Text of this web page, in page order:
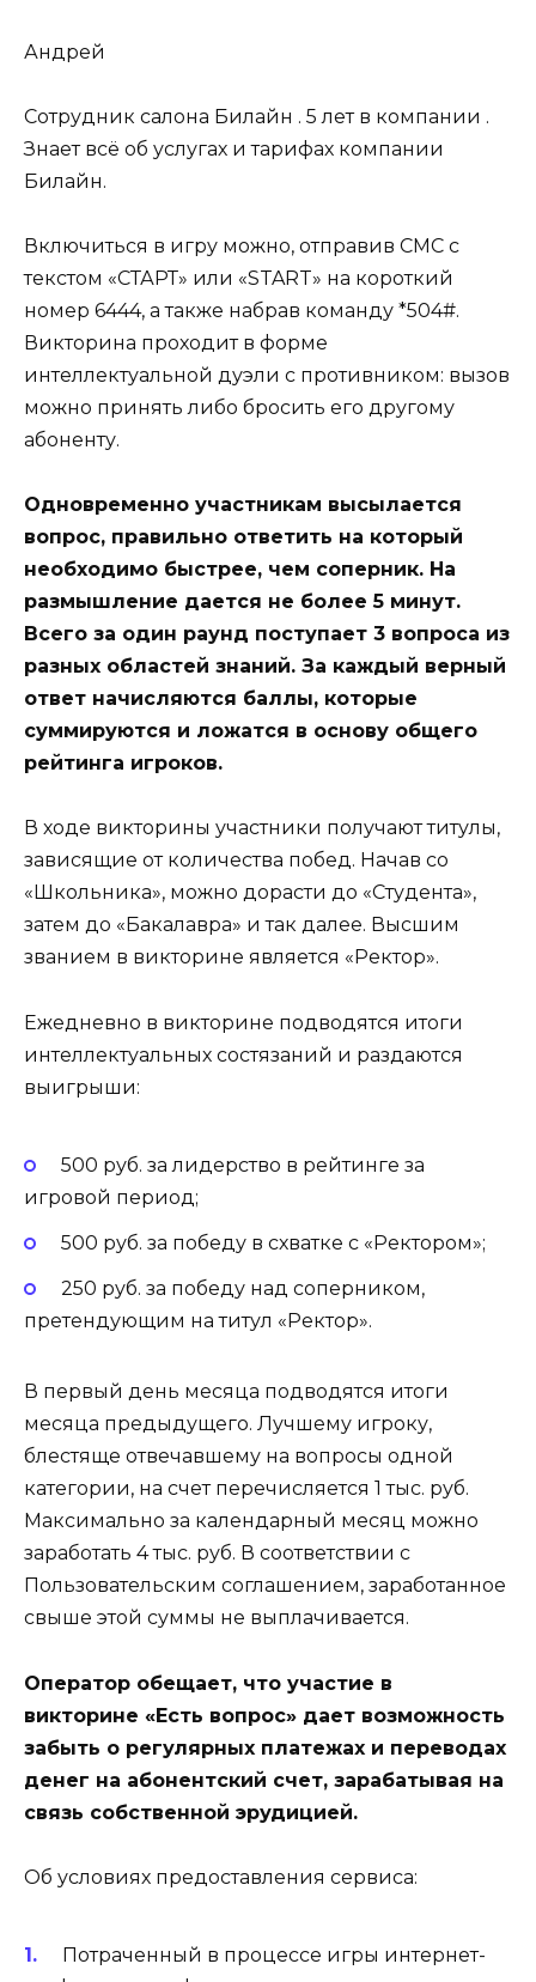
Андрей
Сотрудник салона Билайн . 5 лет в компании .
Знает всё об услугах и тарифах компании
Билайн.
Включиться в игру можно, отправив СМС с
текстом «СТАРТ» или «START» на короткий
номер 6444, а также набрав команду *504#.
Викторина проходит в форме
интеллектуальной дуэли с противником: вызов
можно принять либо бросить его другому
абоненту.
Одновременно участникам высылается
вопрос, правильно ответить на который
необходимо быстрее, чем соперник. На
размышление дается не более 5 минут.
Всего за один раунд поступает 3 вопроса из
разных областей знаний. За каждый верный
ответ начисляются баллы, которые
суммируются и ложатся в основу общего
рейтинга игроков.
В ходе викторины участники получают титулы,
зависящие от количества побед. Начав со
«Школьника», можно дорасти до «Студента»,
затем до «Бакалавра» и так далее. Высшим
званием в викторине является «Ректор».
Ежедневно в викторине подводятся итоги
интеллектуальных состязаний и раздаются
выигрыши:
500 руб. за лидерство в рейтинге за
игровой период;
500 руб. за победу в схватке с «Ректором»;
250 руб. за победу над соперником,
претендующим на титул «Ректор».
В первый день месяца подводятся итоги
месяца предыдущего. Лучшему игроку,
блестяще отвечавшему на вопросы одной
категории, на счет перечисляется 1 тыс. руб.
Максимально за календарный месяц можно
заработать 4 тыс. руб. В соответствии с
Пользовательским соглашением, заработанное
свыше этой суммы не выплачивается.
Оператор обещает, что участие в
викторине «Есть вопрос» дает возможность
забыть о регулярных платежах и переводах
денег на абонентский счет, зарабатывая на
связь собственной эрудицией.
Об условиях предоставления сервиса:
Потраченный в процессе игры интернет-